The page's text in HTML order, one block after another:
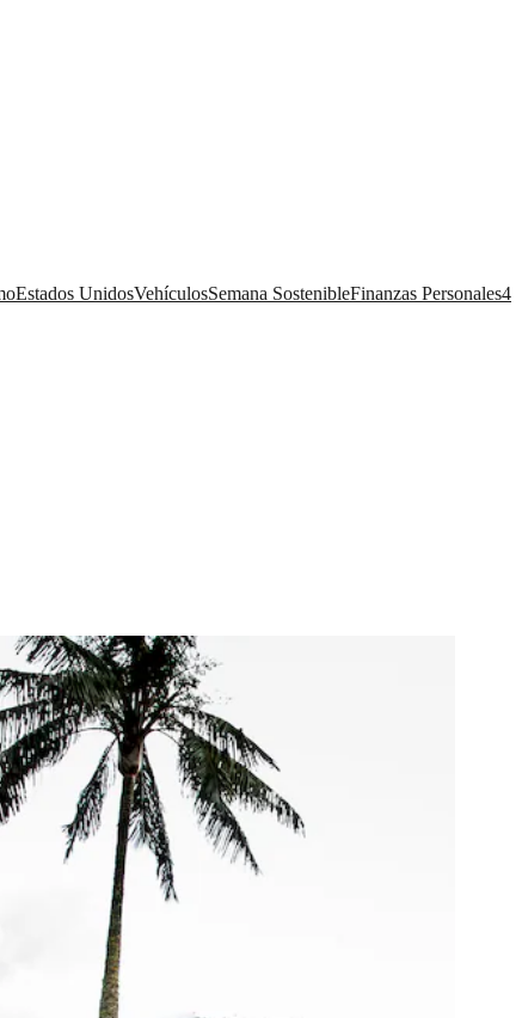
Estados UnidosVehículosSemana SostenibleFinanzas Personales4